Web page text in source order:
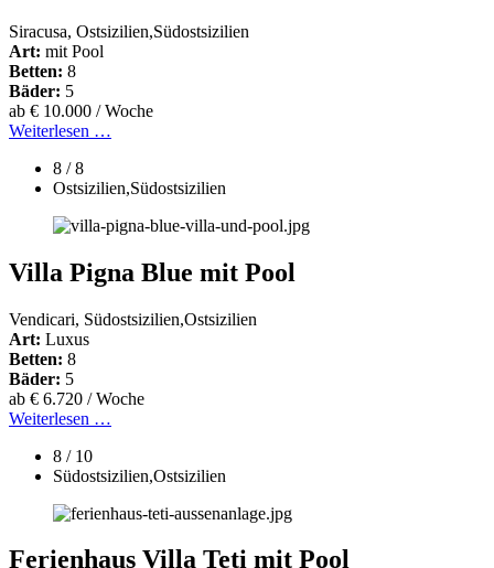
Siracusa, Ostsizilien,Südostsizilien
Art: mit Pool
Betten: 8
Bäder: 5
ab € 10.000 / Woche
Weiterlesen …
8 / 8
Ostsizilien,Südostsizilien
Villa Pigna Blue mit Pool
Vendicari, Südostsizilien,Ostsizilien
Art: Luxus
Betten: 8
Bäder: 5
ab € 6.720 / Woche
Weiterlesen …
8 / 10
Südostsizilien,Ostsizilien
Ferienhaus Villa Teti mit Pool